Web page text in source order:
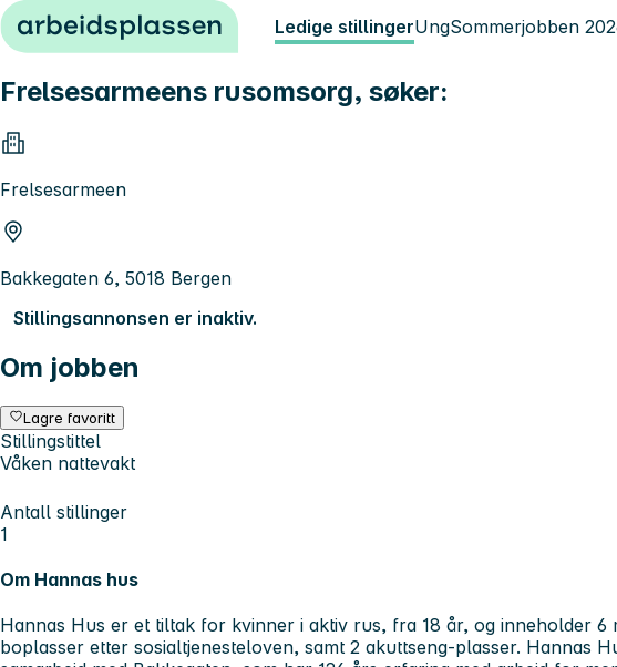
Hopp til innhold Ledige stillingerUngSommerjobben
Frelsesarmeens rusomsorg, søker:
Frelsesarmeen
Bakkegaten 6, 5018 Bergen
Stillingsannonsen er inaktiv.
Om jobben
Lagre favoritt
Stillingstittel
Våken nattevakt
Antall stillinger
1
Om Hannas hus
Hannas Hus er et tiltak for kvinner i aktiv rus, fra 18 år, og inneholder 6
boplasser etter sosialtjenesteloven, samt 2 akuttseng-plasser. Hannas